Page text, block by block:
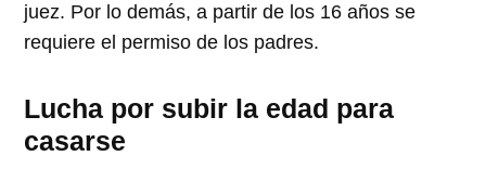
juez. Por lo demás, a partir de los 16 años se
requiere el permiso de los padres.
Lucha por subir la edad para
casarse